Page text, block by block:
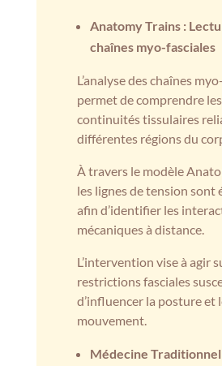
Anatomy Trains :
chaînes myo-fasciales
L’analyse des chaînes
permet de comprendre les
continuités tissulaires
différentes régions du
À travers le modèle
les lignes de tension sont
afin d’identifier les
mécaniques à distance.
L’intervention vise à agir
restrictions fasciales
d’influencer la posture et
mouvement.
Médecine